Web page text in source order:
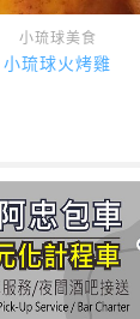
小琉球美食
小琉球火烤雞